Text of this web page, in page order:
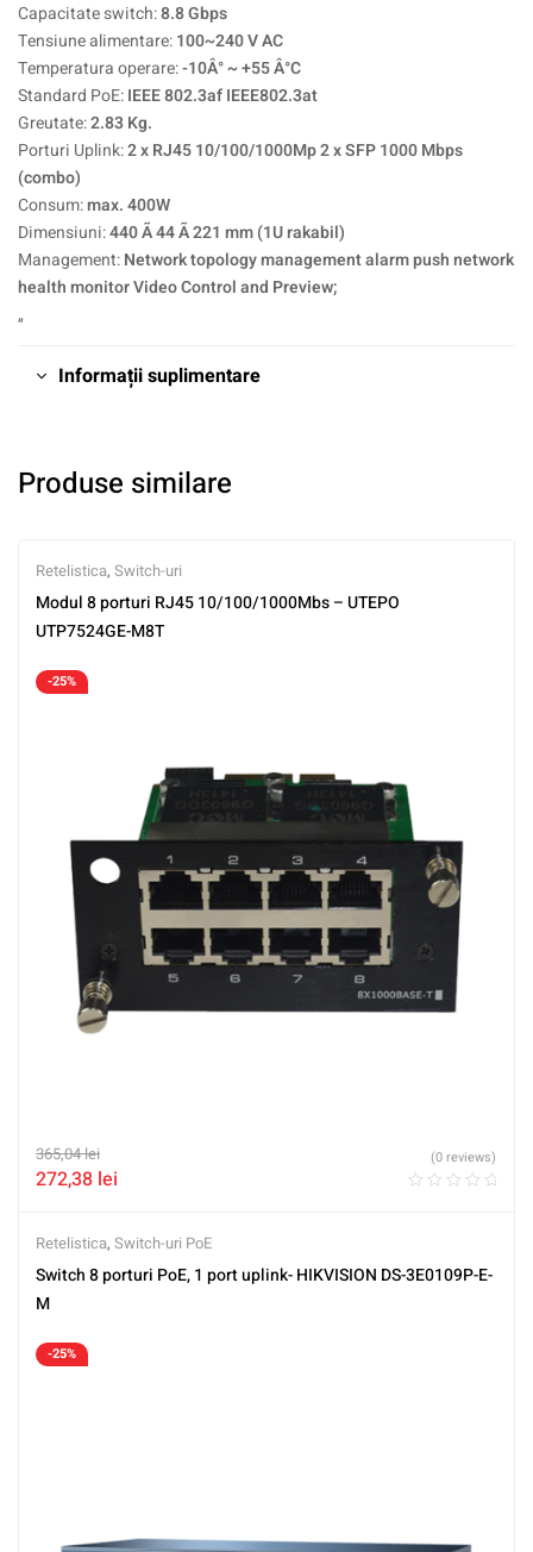
Capacitate switch:8.8 Gbps
Tensiune alimentare:100~240 V AC
Temperatura operare:-10Â° ~ +55 Â°C
Standard PoE:IEEE 802.3af IEEE802.3at
Greutate:2.83 Kg.
Porturi Uplink:2 x RJ45 10/100/1000Mp 2 x SFP 1000 Mbps
(combo)
Consum:max. 400W
Dimensiuni:440 Ã 44 Ã 221 mm (1U rakabil)
Management:Network topology management alarm push network
health monitor Video Control and Preview;
„
Informații suplimentare
Produse similare
Retelistica, Switch-uri
Modul 8 porturi RJ45 10/100/1000Mbs – UTEPO
UTP7524GE-M8T
-25%
365,04lei
272,38 lei
(0 reviews)
Retelistica, Switch-uri PoE
Switch 8 porturi PoE, 1 port uplink- HIKVISION DS-3E0109P-E-
M
-25%